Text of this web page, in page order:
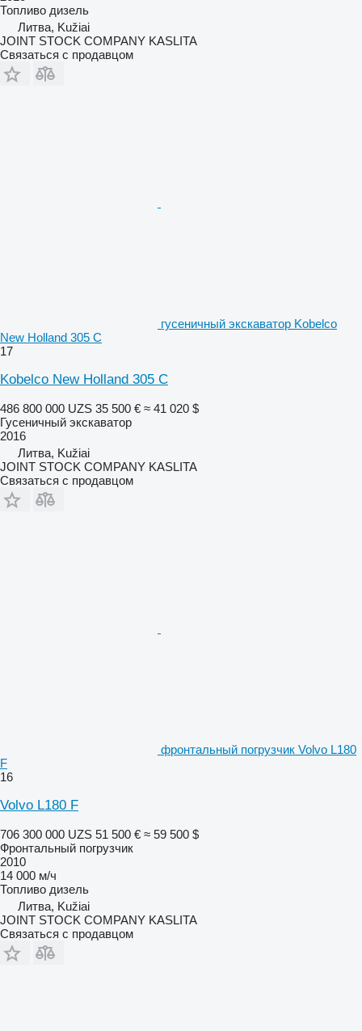
Топливо дизель
Литва, Kužiai
JOINT STOCK COMPANY KASLITA
Связаться с продавцом
гусеничный экскаватор Kobelco
New Holland 305 C
17
Kobelco New Holland 305 C
486 800 000 UZS 35 500 € ≈ 41 020 $
Гусеничный экскаватор
2016
Литва, Kužiai
JOINT STOCK COMPANY KASLITA
Связаться с продавцом
фронтальный погрузчик Volvo L180
F
16
Volvo L180 F
706 300 000 UZS 51 500 € ≈ 59 500 $
Фронтальный погрузчик
2010
14 000 м/ч
Топливо дизель
Литва, Kužiai
JOINT STOCK COMPANY KASLITA
Связаться с продавцом